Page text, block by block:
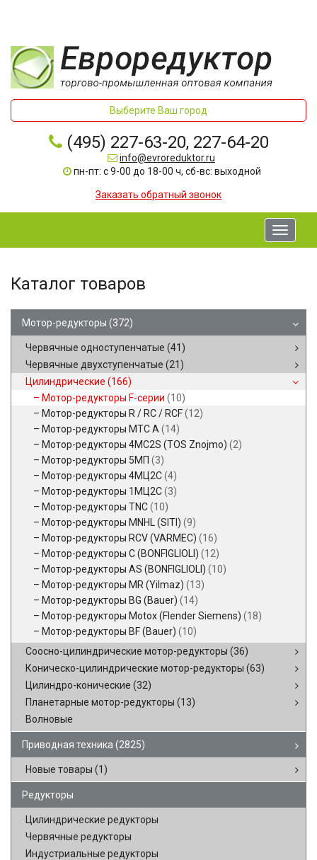
Выберите Ваш город
(495) 227-63-20, 227-64-20
info@evroreduktor.ru
пн-пт: с 9-00 до 18-00 ч, сб-вс: выходной
Заказать обратный звонок
Toggle
Каталог товаров
Мотор-редукторы (372)
Червячные одноступенчатые (41)
Червячные двухступенчатые (21)
Цилиндрические (166)
Мотор-редукторы F-серии (10)
Мотор-редукторы R / RC / RCF(12)
Мотор-редукторы MTC A (14)
Мотор-редукторы 4MC2S (TOS Znojmo) (2)
Мотор-редукторы 5МП (3)
Мотор-редукторы 4МЦ2С(4)
Мотор-редукторы 1МЦ2С(3)
Мотор-редукторы TNC(10)
Мотор-редукторы MNHL (SITI) (9)
Мотор-редукторы RCV (VARMEC) (16)
Мотор-редукторы C (BONFIGLIOLI) (12)
Мотор-редукторы AS (BONFIGLIOLI) (10)
Мотор-редукторы MR (Yilmaz) (13)
Мотор-редукторы BG (Bauer) (14)
Мотор-редукторы Motox (Flender Siemens) (18)
Мотор-редукторы BF (Bauer) (10)
Соосно-цилиндрические мотор-редукторы (36)
Коническо-цилиндрические мотор-редукторы (63)
Цилиндро-конические (32)
Планетарные мотор-редукторы (13)
Волновые
Приводная техника (2825)
Новые товары (1)
Редукторы
Цилиндрические редукторы
Червячные редукторы
Индустриальные редукторы